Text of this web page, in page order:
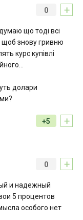
+
0
що тоді всі
щоб знову гривню
курс купівлі
долари
+
+5
+
0
и надежный
5 процентов
особого нет